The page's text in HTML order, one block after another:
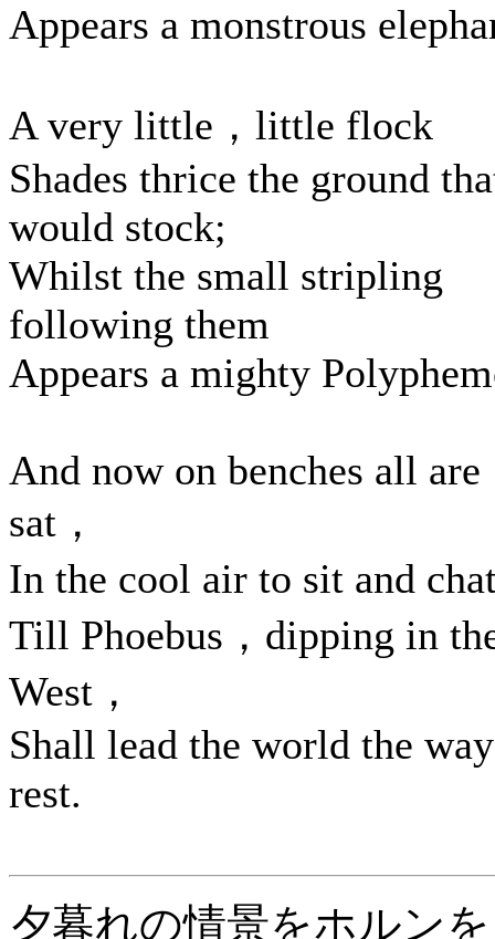
Appears a monstrous
A very little，little flock
Shades thrice the ground
would stock;
Whilst the small stripling
following them
Appears a mighty
And now on benches all are
sat，
In the cool air to sit and
Till Phoebus，dipping in
West，
Shall lead the world the
rest.
夕暮れの情景をホルン